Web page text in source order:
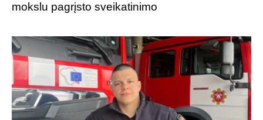
mokslu pagrįsto sveikatinimo